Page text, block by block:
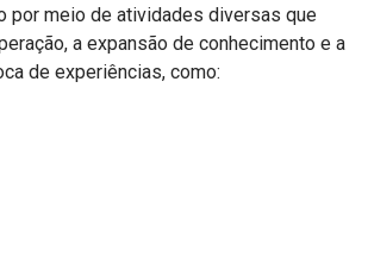
por meio de atividades diversas que
a expansão de conhecimento e a
de experiências, como: